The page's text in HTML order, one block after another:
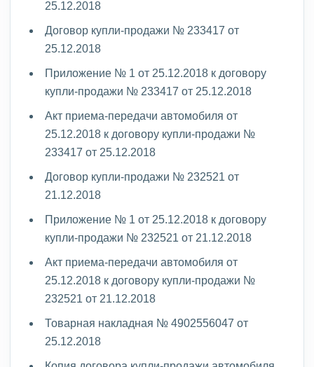
25.12.2018
Договор купли-продажи № 233417 от
25.12.2018
Приложение № 1 от 25.12.2018 к договору
купли-продажи № 233417 от 25.12.2018
Акт приема-передачи автомобиля от
25.12.2018 к договору купли-продажи №
233417 от 25.12.2018
Договор купли-продажи № 232521 от
21.12.2018
Приложение № 1 от 25.12.2018 к договору
купли-продажи № 232521 от 21.12.2018
Акт приема-передачи автомобиля от
25.12.2018 к договору купли-продажи №
232521 от 21.12.2018
Товарная накладная № 4902556047 от
25.12.2018